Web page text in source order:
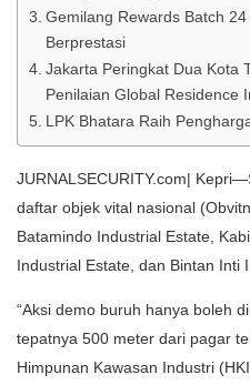
Gemilang Rewards Batch
Berprestasi
Jakarta Peringkat Dua Kota
Penilaian Global Residence
LPK Bhatara Raih
JURNALSECURITY.com|
daftar objek vital nasional
Batamindo Industrial Estate,
Industrial Estate, dan Bintan Inti
“Aksi demo buruh hanya boleh
tepatnya 500 meter dari pagar
Himpunan Kawasan Industri